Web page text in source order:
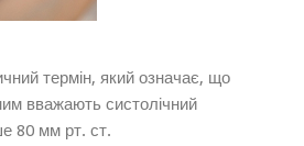
термін, який означає, що
вважають систолічний
80 мм рт. ст.